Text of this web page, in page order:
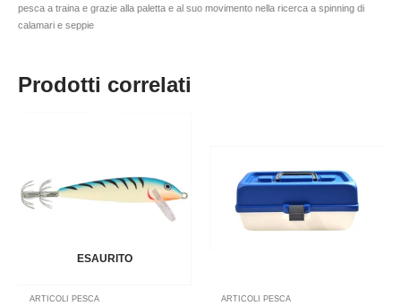
pesca a traina e grazie alla paletta e al suo movimento nella ricerca a spinning di
calamari e seppie
Prodotti correlati
ESAURITO
ARTICOLI PESCA ARTICOLI PESCA